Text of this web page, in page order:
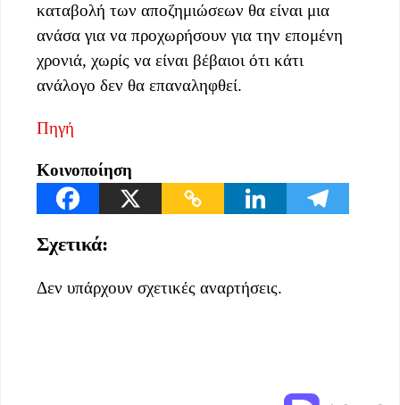
καταβολή των αποζημιώσεων θα είναι μια
ανάσα για να προχωρήσουν για την επομένη
χρονιά, χωρίς να είναι βέβαιοι ότι κάτι
ανάλογο δεν θα επαναληφθεί.
Πηγή
Κοινοποίηση
Σχετικά:
Δεν υπάρχουν σχετικές αναρτήσεις.